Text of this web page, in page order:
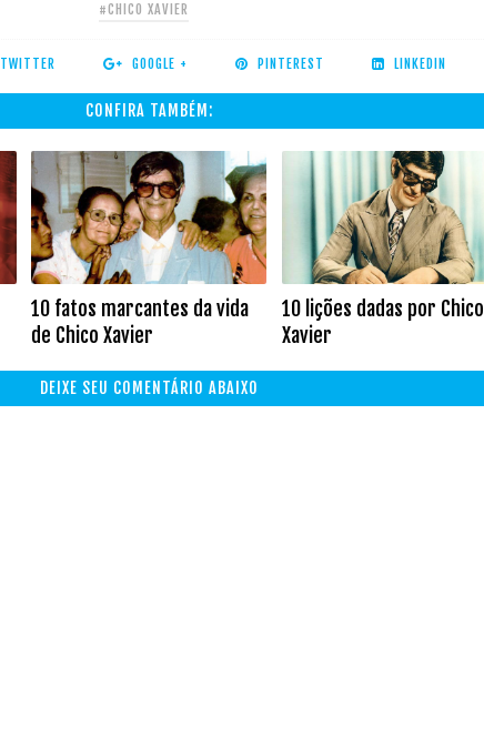
#CHICO XAVIER
TWITTER GOOGLE + PINTEREST LINKEDIN
CONFIRA TAMBÉM:
10 fatos marcantes da vida
de Chico Xavier
10 lições dadas por Chico
Xavier
DEIXE SEU COMENTÁRIO ABAIXO